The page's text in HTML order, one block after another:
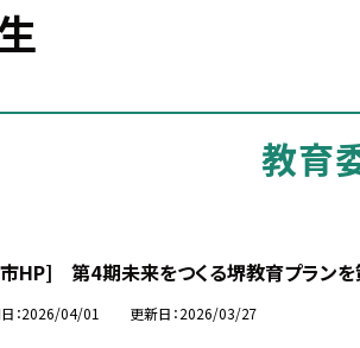
教育
HP] 第4期未来をつくる堺教育プランを
2026/04/01 更新日 2026/03/27